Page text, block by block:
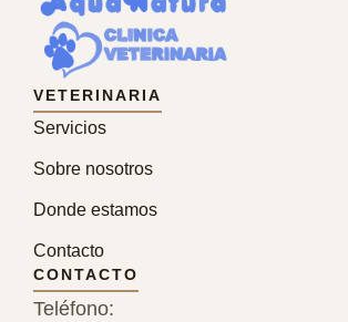
VETERINARIA
Servicios
Sobre nosotros
Donde estamos
Contacto
CONTACTO
Teléfono: